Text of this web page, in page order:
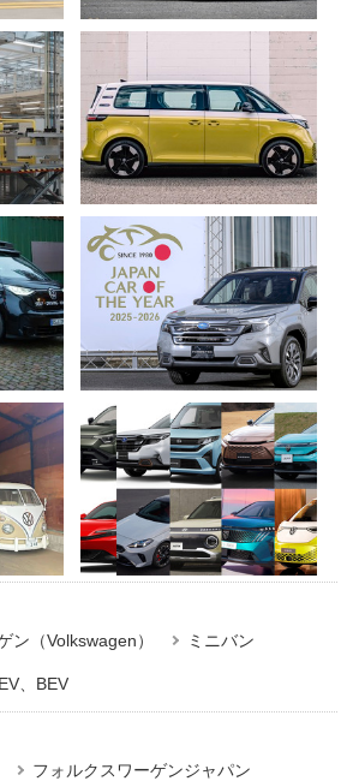
ン（Volkswagen） ミニバン
、BEV
フォルクスワーゲンジャパン